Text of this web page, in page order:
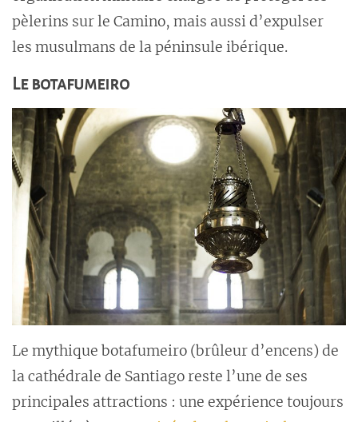
pèlerins sur le Camino, mais aussi d’expulser
les musulmans de la péninsule ibérique.
Le botafumeiro
Le mythique botafumeiro (brûleur d’encens) de
la cathédrale de Santiago reste l’une de ses
principales attractions : une expérience toujours